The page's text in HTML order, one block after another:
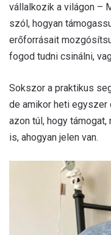
vállalkozik a világon –
szól, hogyan
erőforrásait
fogod tudni csinálni,
Sokszor a praktikus
de amikor heti egyszer
azon túl, hogy
is, ahogyan jelen van.